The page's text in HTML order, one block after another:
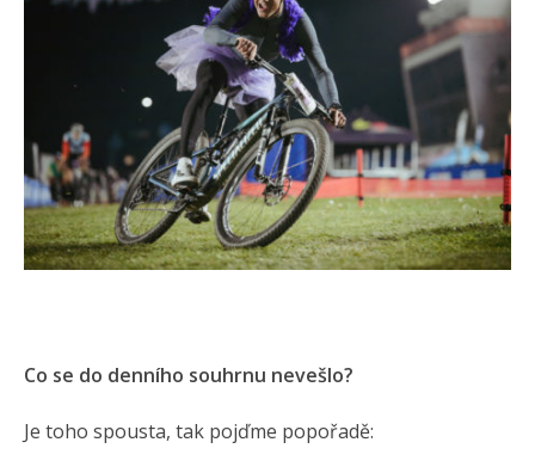
Co se do denního souhrnu nevešlo?
Je toho spousta, tak pojďme popořadě: